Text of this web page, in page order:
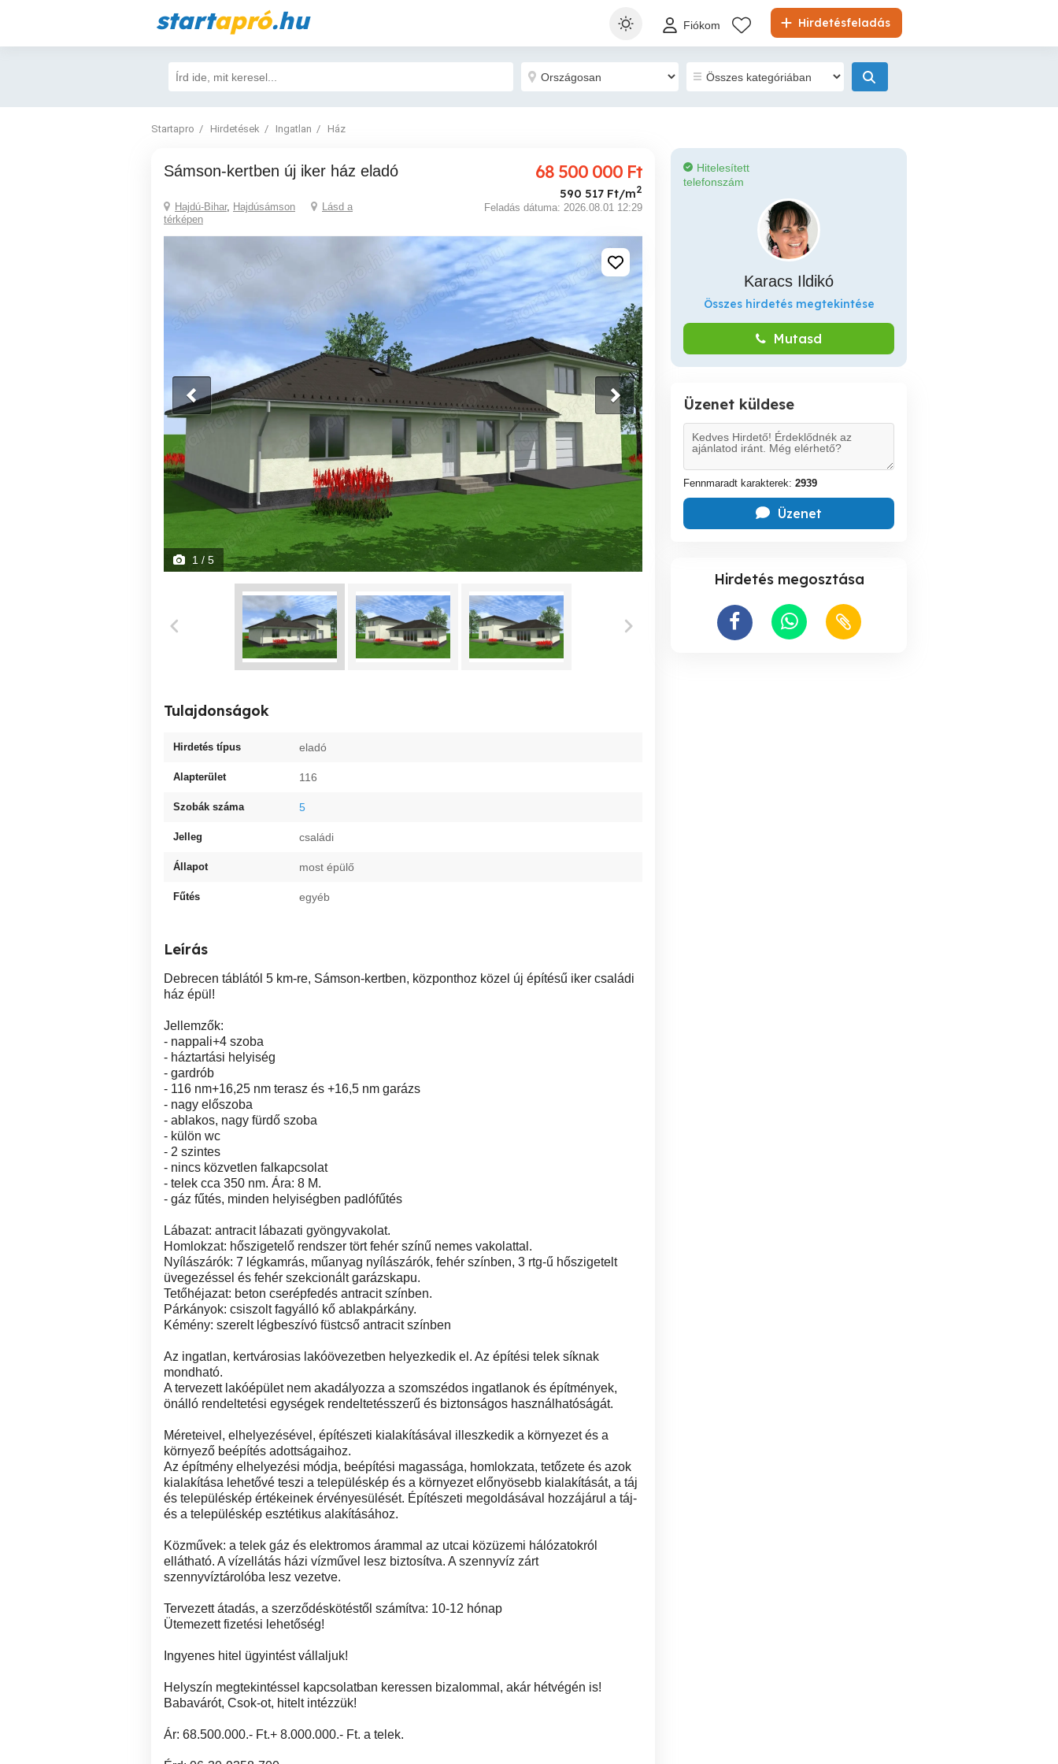
startapró.hu Hirdetésfeladás
Fiókom
Startapro Hirdetések Ingatlan Ház
Sámson-kertben új iker ház eladó 68 500 000 Ft
590 517 Ft/m2
Hajdú-Bihar, Hajdúsámson
Lásd a
térképen
Feladás dátuma: 2026.08.01 12:29
1 / 5
Tulajdonságok
Hirdetés típus eladó
Alapterület 116
Szobák száma 5
Jelleg családi
Állapot most épülő
Fűtés egyéb
Leírás
Debrecen táblától 5 km-re, Sámson-kertben, központhoz közel új építésű iker családi
ház épül!
Jellemzők:
- nappali+4 szoba
- háztartási helyiség
- gardrób
- 116 nm+16,25 nm terasz és +16,5 nm garázs
- nagy előszoba
- ablakos, nagy fürdő szoba
- külön wc
- 2 szintes
- nincs közvetlen falkapcsolat
- telek cca 350 nm. Ára: 8 M.
- gáz fűtés, minden helyiségben padlófűtés
Lábazat: antracit lábazati gyöngyvakolat.
Homlokzat: hőszigetelő rendszer tört fehér színű nemes vakolattal.
Nyílászárók: 7 légkamrás, műanyag nyílászárók, fehér színben, 3 rtg-ű hőszigetelt
üvegezéssel és fehér szekcionált garázskapu.
Tetőhéjazat: beton cserépfedés antracit színben.
Párkányok: csiszolt fagyálló kő ablakpárkány.
Kémény: szerelt légbeszívó füstcső antracit színben
Az ingatlan, kertvárosias lakóövezetben helyezkedik el. Az építési telek síknak
mondható.
A tervezett lakóépület nem akadályozza a szomszédos ingatlanok és építmények,
önálló rendeltetési egységek rendeltetésszerű és biztonságos használhatóságát.
Méreteivel, elhelyezésével, építészeti kialakításával illeszkedik a környezet és a
környező beépítés adottságaihoz.
Az építmény elhelyezési módja, beépítési magassága, homlokzata, tetőzete és azok
kialakítása lehetővé teszi a településkép és a környezet előnyösebb kialakítását, a táj
és településkép értékeinek érvényesülését. Építészeti megoldásával hozzájárul a táj-
és a településkép esztétikus alakításához.
Közművek: a telek gáz és elektromos árammal az utcai közüzemi hálózatokról
ellátható. A vízellátás házi vízművel lesz biztosítva. A szennyvíz zárt
szennyvíztárolóba lesz vezetve.
Tervezett átadás, a szerződéskötéstől számítva: 10-12 hónap
Ütemezett fizetési lehetőség!
Ingyenes hitel ügyintést vállaljuk!
Helyszín megtekintéssel kapcsolatban keressen bizalommal, akár hétvégén is!
Babavárót, Csok-ot, hitelt intézzük!
Ár: 68.500.000.- Ft.+ 8.000.000.- Ft. a telek.
Hitelesített
telefonszám
Karacs Ildikó
Összes hirdetés megtekintése
Mutasd
Üzenet küldese
Fennmaradt karakterek: 2939
Üzenet
Hirdetés megosztása